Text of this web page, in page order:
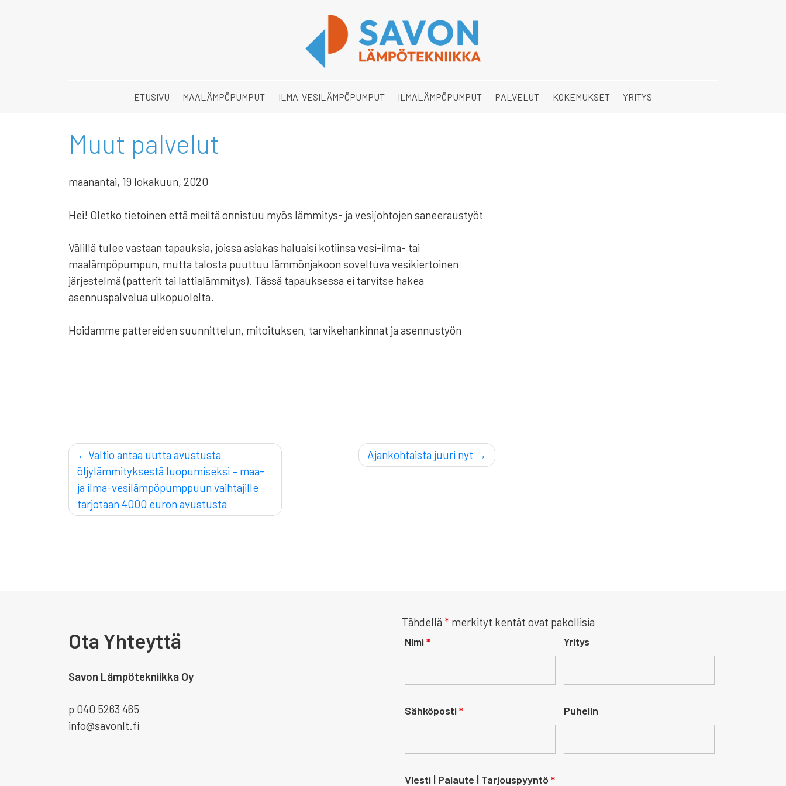
ETUSIVU MAALÄMPÖPUMPUT ILMA-VESILÄMPÖPUMPUT ILMALÄMPÖPUMPUT PALVELUT KOKEMUKSET YRITYS
Muut palvelut
maanantai, 19 lokakuun, 2020
Hei! Oletko tietoinen että meiltä onnistuu myös lämmitys- ja vesijohtojen saneeraustyöt
Välillä tulee vastaan tapauksia, joissa asiakas haluaisi kotiinsa vesi-ilma- tai
maalämpöpumpun, mutta talosta puuttuu lämmönjakoon soveltuva vesikiertoinen
järjestelmä (patterit tai lattialämmitys). Tässä tapauksessa ei tarvitse hakea
asennuspalvelua ulkopuolelta.
Hoidamme pattereiden suunnittelun, mitoituksen, tarvikehankinnat ja asennustyön
Artikkelien
selaus
Valtio antaa uutta avustusta
öljylämmityksestä luopumiseksi – maa-
ja ilma-vesilämpöpumppuun vaihtajille
tarjotaan 4000 euron avustusta
Ajankohtaista juuri nyt
Ota Yhteyttä
Savon Lämpötekniikka Oy
p 040 5263 465
info@savonlt.fi
Tähdellä * merkityt kentät ovat pakollisia
Nimi * Yritys
Sähköposti * Puhelin
Viesti | Palaute | Tarjouspyyntö *